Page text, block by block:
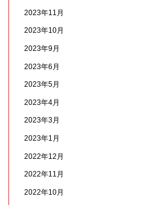
2023年11月
2023年10月
2023年9月
2023年6月
2023年5月
2023年4月
2023年3月
2023年1月
2022年12月
2022年11月
2022年10月